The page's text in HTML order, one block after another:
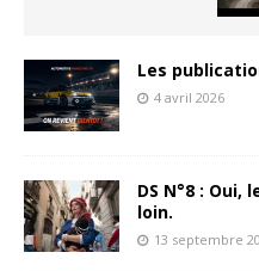
Les
4 avril 2026
DS N°8 :
loin.
13 septembre